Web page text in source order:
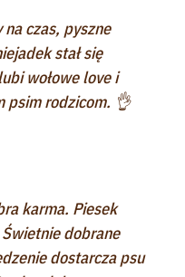
na czas, pyszne
stał się
wołowe love i
psim rodzicom. 👌
karma. Piesek
dobrane
dostarcza psu